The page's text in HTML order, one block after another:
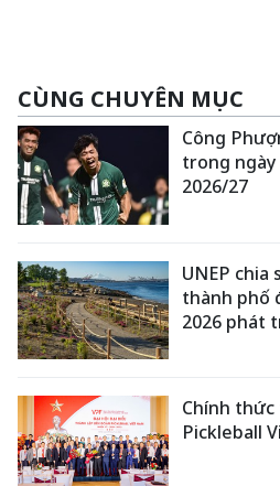
CÙNG CHUYÊN MỤC
Công
trong ngày
2026/27
UNEP chia
thành phố
2026 phát
Chính
Pickleball